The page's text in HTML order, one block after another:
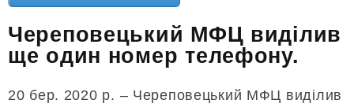
Череповецький МФЦ виділив
ще один номер телефону.
20 бер. 2020 р. – Череповецький МФЦ виділив